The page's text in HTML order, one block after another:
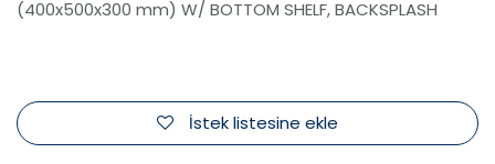
(400x500x300 mm) W/ BOTTOM SHELF, BACKSPLASH
İstek listesine ekle